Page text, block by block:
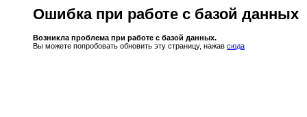
Ошибка при работе с базой данных
Возникла проблема при работе с базой данных.
Вы можете попробовать обновить эту страницу, нажав сюда